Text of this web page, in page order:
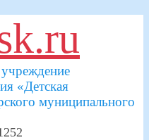
«Детская
муниципального